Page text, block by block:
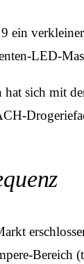
LED-
sich mit